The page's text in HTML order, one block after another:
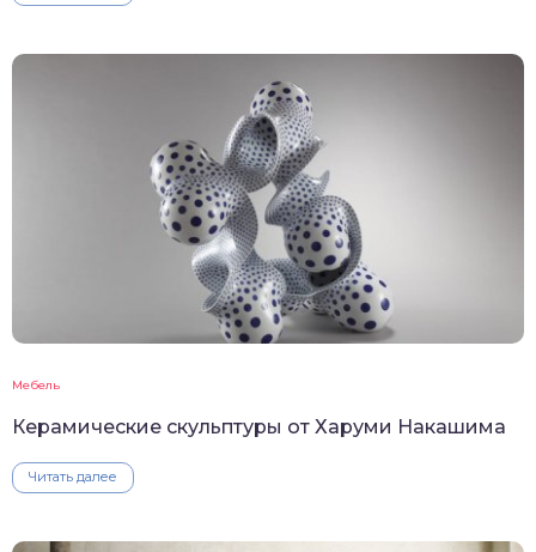
Мебель
Керамические скульптуры от Харуми Накашима
Читать далее